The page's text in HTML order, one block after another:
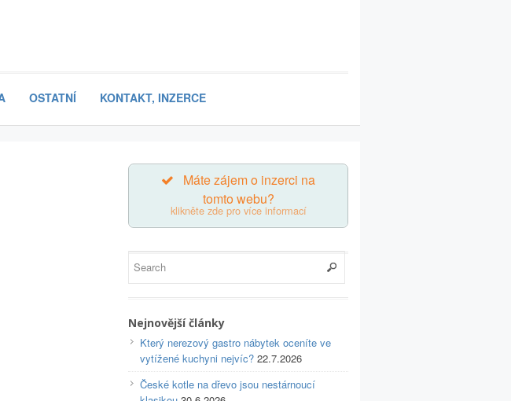
OSTATNÍ KONTAKT, INZERCE
Máte zájem o inzerci na
tomto webu?
klikněte zde pro více informací
Nejnovější články
Který nerezový gastro nábytek oceníte ve
vytížené kuchyni nejvíc? 22.7.2026
České kotle na dřevo jsou nestárnoucí